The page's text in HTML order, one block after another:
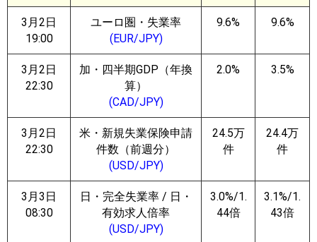
3月2日
19:00
ユーロ圏・失業率
(EUR/JPY)
9.6% 9.6%
3月2日
22:30
加・四半期GDP（年換
算）
(CAD/JPY)
2.0% 3.5%
3月2日
22:30
米・新規失業保険申請
件数（前週分）
(USD/JPY)
24.5万
件
24.4万
件
3月3日
08:30
日・完全失業率 / 日・
有効求人倍率
(USD/JPY)
3.0%/1.
44倍
3.1%/1.
43倍